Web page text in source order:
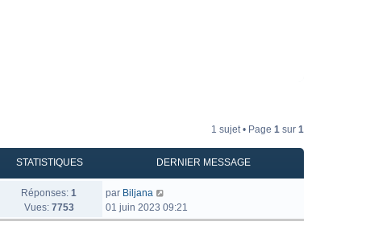
1 sujet • Page 1 sur 1
STATISTIQUES DERNIER MESSAGE
Réponses: 1
Vues: 7753
par Biljana
01 juin 2023 09:21